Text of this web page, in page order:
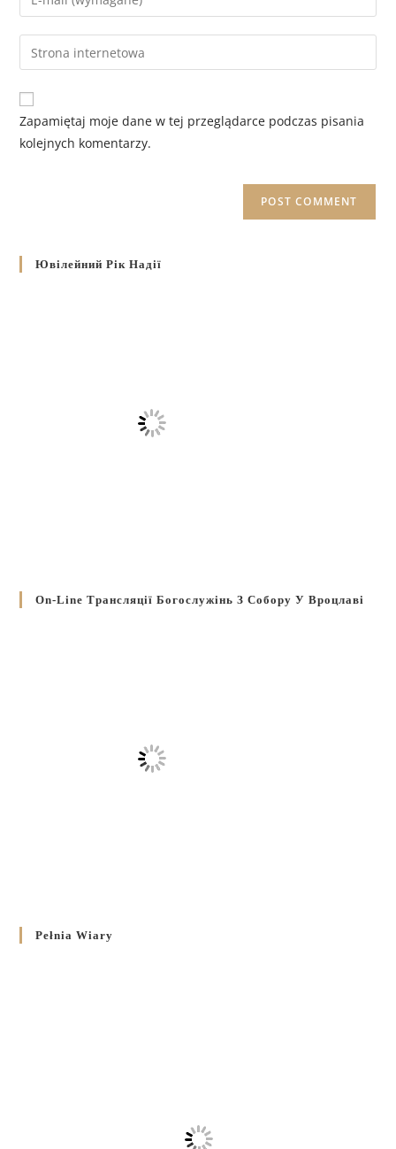
Zapamiętaj moje dane w tej przeglądarce podczas pisania
kolejnych komentarzy.
Ювілейний Рік Надії
On-Line Трансляції Богослужінь З Собору У Вроцлаві
Pełnia Wiary